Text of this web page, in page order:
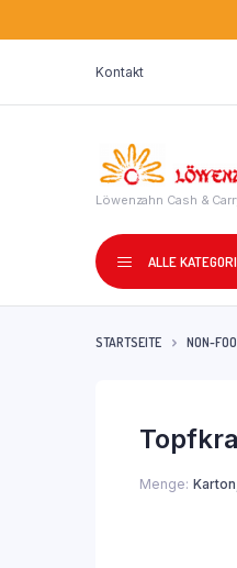
Kontakt
Löwenzahn Cash &
ALLE
STARTSEITE NON-
Menge